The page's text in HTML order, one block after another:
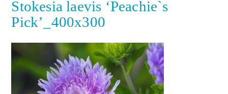
Stokesia laevis ‘Peachie`s
Pick’_400x300